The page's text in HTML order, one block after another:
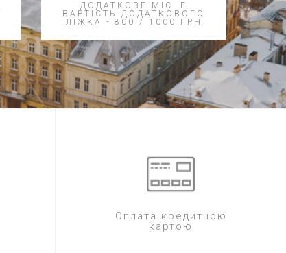
ДОДАТКОВЕ МІСЦЕ
ВАРТІСТЬ ДОДАТКОВОГО
ЛІЖКА - 800 / 1000 ГРН
Оплата кредитною
картою